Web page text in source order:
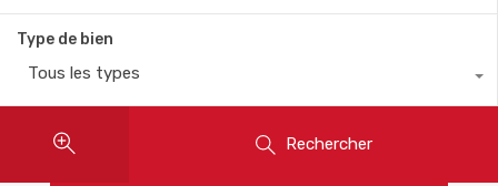
Type de bien
Tous les types
Rechercher